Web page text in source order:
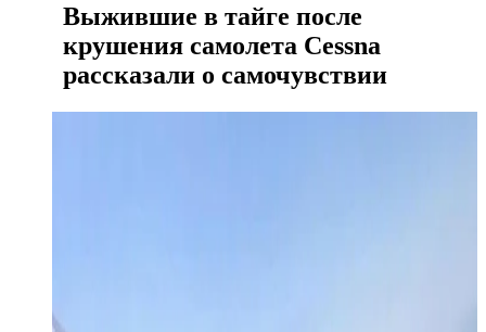
Выжившие в тайге после
крушения самолета Cessna
рассказали о самочувствии